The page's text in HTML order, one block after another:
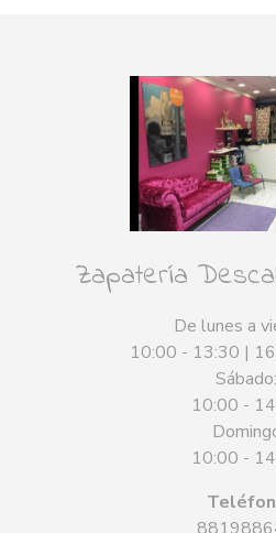
Zapatería
De lunes a
10:00 - 13:30 |
Sábado:
10:00 -
10:00 -